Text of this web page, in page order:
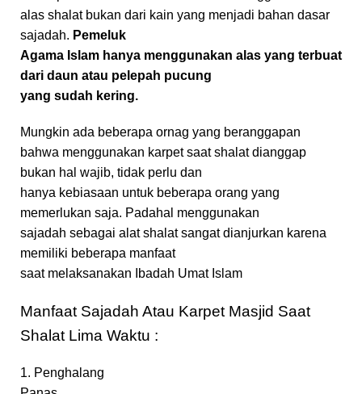
alas shalat bukan dari kain yang menjadi bahan dasar
sajadah. Pemeluk
Agama Islam hanya menggunakan alas yang terbuat
dari daun atau pelepah pucung
yang sudah kering.
Mungkin ada beberapa ornag yang beranggapan
bahwa menggunakan karpet saat shalat dianggap
bukan hal wajib, tidak perlu dan
hanya kebiasaan untuk beberapa orang yang
memerlukan saja. Padahal menggunakan
sajadah sebagai alat shalat sangat dianjurkan karena
memiliki beberapa manfaat
saat melaksanakan Ibadah Umat Islam
Manfaat Sajadah Atau Karpet Masjid Saat
Shalat Lima Waktu :
1. Penghalang